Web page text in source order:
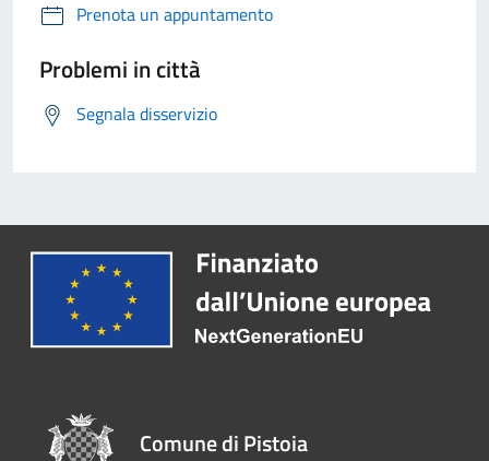
Prenota un appuntamento
Problemi in città
Segnala disservizio
Comune di Pistoia